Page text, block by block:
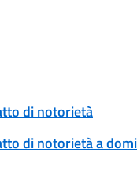
di notorietà
di notorietà a